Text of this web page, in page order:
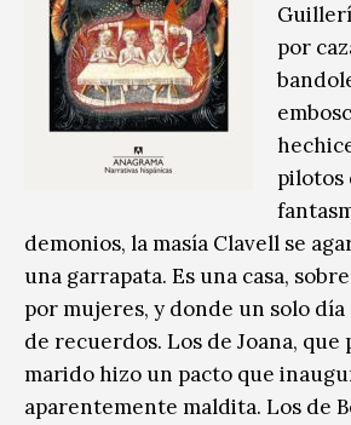
por
pilotos
demonios, la masía Clavell se
una garrapata. Es una casa,
por mujeres, y donde un solo
de recuerdos. Los de Joana,
marido hizo un pacto que
aparentemente maldita. Los de